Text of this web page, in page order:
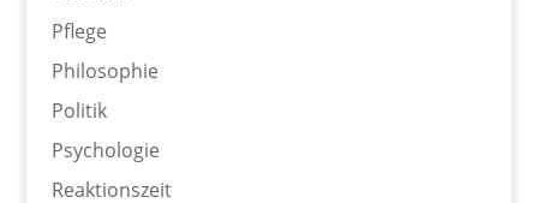
Pflege
Philosophie
Politik
Psychologie
Reaktionszeit